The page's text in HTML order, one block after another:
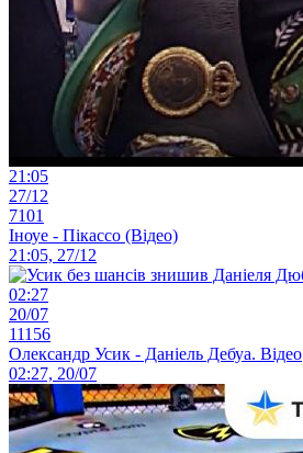
21:05
27/12
7101
Іноуе - Пікассо (Відео)
21:05, 27/12
02:27
20/07
11156
Олександр Усик - Даніель Дебуа. Відео
02:27, 20/07